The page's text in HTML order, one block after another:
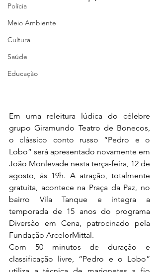
Polícia
Meio Ambiente
Cultura
Saúde
Educação
Em uma releitura lúdica do célebre
grupo Giramundo Teatro de Bonecos,
o clássico conto russo “Pedro e o
Lobo” será apresentado novamente em
João Monlevade nesta terça-feira, 12 de
agosto, às 19h. A atração, totalmente
gratuita, acontece na Praça da Paz, no
bairro Vila Tanque e integra a
temporada de 15 anos do programa
Diversão em Cena, patrocinado pela
Fundação ArcelorMittal.
Com 50 minutos de duração e
classificação livre, “Pedro e o Lobo”